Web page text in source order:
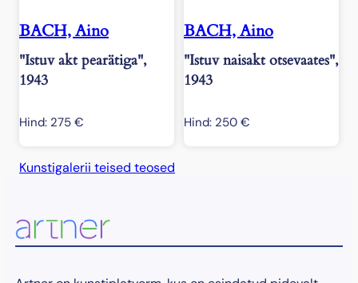
BACH, Aino
"Istuv akt pearätiga",
1943
Hind: 275 €
BACH, Aino
"Istuv naisakt otsevaates",
1943
Hind: 250 €
Kunstigalerii teised teosed